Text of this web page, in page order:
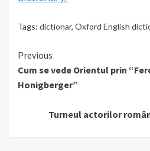
Tags: dictionar, Oxford English
Continue
Reading
Previous
Cum se vede Orientul prin
Honigberger”
Turneul actorilor